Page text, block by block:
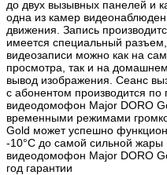
до двух вызывных панелей и
одна из камер
движения. Запись
имеется специальный
видеозаписи можно как на
просмотра, так и на
вывод изображения. Сеанс
с абонентом производится по
видеодомофон Major DORO
временными режимами
Gold может успешно
-10°C до самой сильной жары
видеодомофон Major DORO
год гарантии